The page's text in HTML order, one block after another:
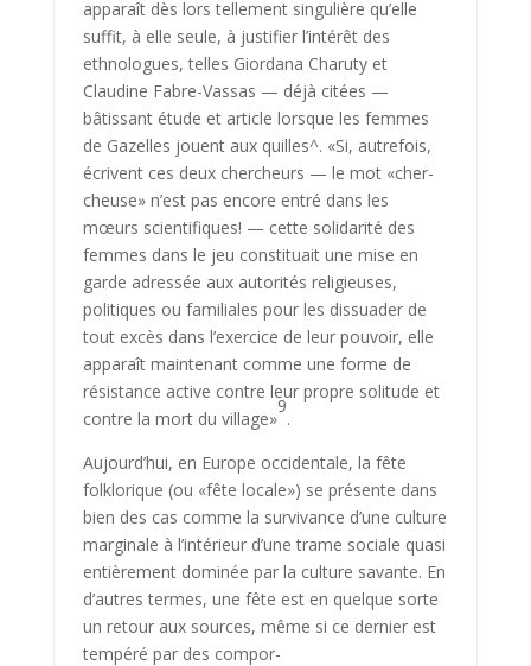
apparaît dès lors tellement singulière qu’elle
suffit, à elle seule, à justifier l’intérêt des
ethnologues, telles Giordana Charuty et
Claudine Fabre-Vassas — déjà citées —
bâtissant étude et article lorsque les femmes
de Gazelles jouent aux quilles^. «Si, autrefois,
écrivent ces deux chercheurs — le mot «cher­
cheuse» n’est pas encore entré dans les
mœurs scientifiques! — cette solidarité des
femmes dans le jeu constituait une mise en
garde adressée aux autorités religieuses,
politiques ou familiales pour les dissuader de
tout excès dans l’exercice de leur pouvoir, elle
apparaît maintenant comme une forme de
résistance active contre leur propre solitude et
contre la mort du village»
9
.
Aujourd’hui, en Europe occidentale, la fête
folklorique (ou «fête loca­le») se présente dans
bien des cas comme la survivance d’une culture
marginale à l’intérieur d’une trame sociale quasi
entièrement dominée par la culture savante. En
d’autres termes, une fête est en quelque sorte
un retour aux sources, même si ce dernier est
tempéré par des compor-